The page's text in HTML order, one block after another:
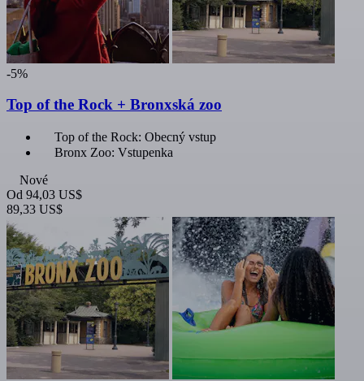
-5%
Top of the Rock + Bronxská zoo
Top of the Rock: Obecný vstup
Bronx Zoo: Vstupenka
Nové
Od 94,03 US$
89,33 US$